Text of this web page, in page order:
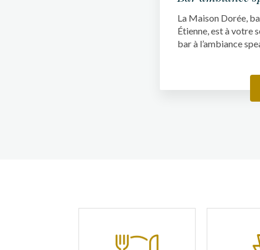
La Maison Dorée,
Étienne, est à votre
bar à l’ambiance